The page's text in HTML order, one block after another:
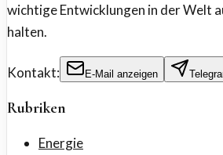
wichtige Entwicklungen in der Welt
halten.
Kontakt: E-Mail anzeigen
Rubriken
Energie